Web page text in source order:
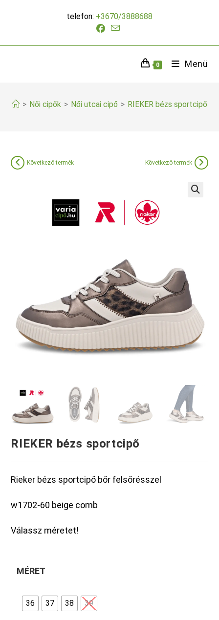
telefon: +3670/3888688
0 Menü
> Női cipők > Női utcai cipő > RIEKER bézs sportcipő
Következő termék Következő termék
RIEKER bézs sportcipő
Rieker bézs sportcipő bőr felsőrésszel
w1702-60 beige comb
Válassz méretet!
MÉRET
36 37 38 39